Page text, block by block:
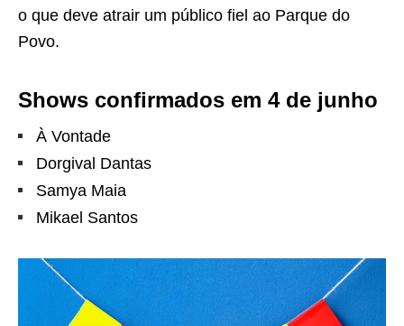
o que deve atrair um público fiel ao Parque do
Povo.
Shows confirmados em 4 de junho
À Vontade
Dorgival Dantas
Samya Maia
Mikael Santos